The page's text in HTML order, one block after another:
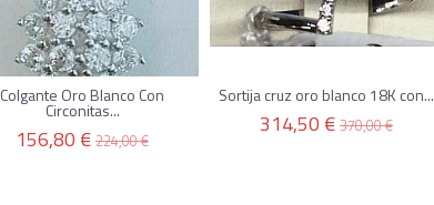
Colgante Oro Blanco Con
Circonitas...
156,80 € 224,00 €
Sortija cruz oro blanco 18K con...
314,50 € 370,00 €